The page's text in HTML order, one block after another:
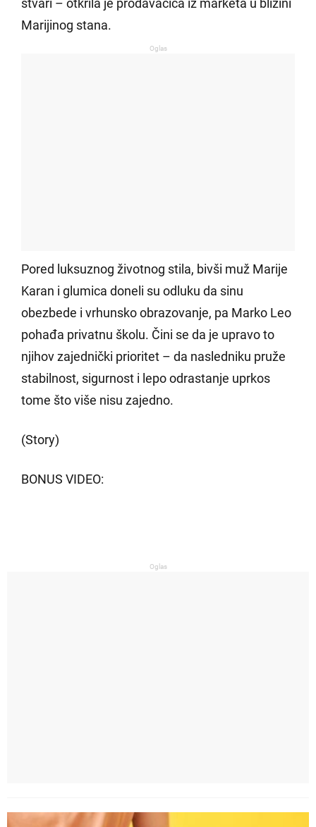
stvari – otkrila je prodavačica iz marketa u blizini
Marijinog stana.
Oglas
Pored luksuznog životnog stila, bivši muž Marije
Karan i glumica doneli su odluku da sinu
obezbede i vrhunsko obrazovanje, pa Marko Leo
pohađa privatnu školu. Čini se da je upravo to
njihov zajednički prioritet – da nasledniku pruže
stabilnost, sigurnost i lepo odrastanje uprkos
tome što više nisu zajedno.
(Story)
BONUS VIDEO:
Oglas